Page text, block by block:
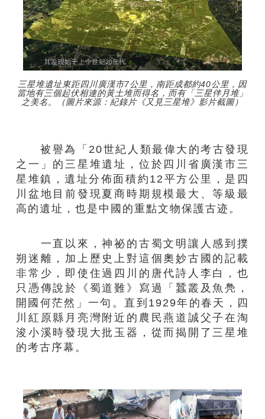
三星堆遺址東距四川廣漢市7公里，南距成都約40公里，因
當地有三個起伏相連的黃土堆而得名，而有「三星伴月堆」
之美名。（圖片來源：紀錄片《又見三星堆》影片截圖）
被譽為「20世紀人類最偉大的考古發現
之一」的三星堆遺址，位於四川省廣漢市三
星堆鎮，遺址分佈面積約12平方公里，是四
川盆地目前發現夏商時期規模最大、等級最
高的遺址，也是中國的重點文物保護古迹。
一直以來，神祕的古蜀文明讓人感到撲
朔迷離，加上歷史上對這個奧妙古國的記載
非常少，即使住過四川的唐代詩人李白，也
只憑傳說於《蜀道難》寫過「蠶叢及魚鳧，
開國何茫然」一句。直到1929年的春天，四
川紅原縣月亮灣附近的農民燕道誠父子在淘
浚小溪時發現大批玉器，從而揭開了三星堆
的考古序幕。